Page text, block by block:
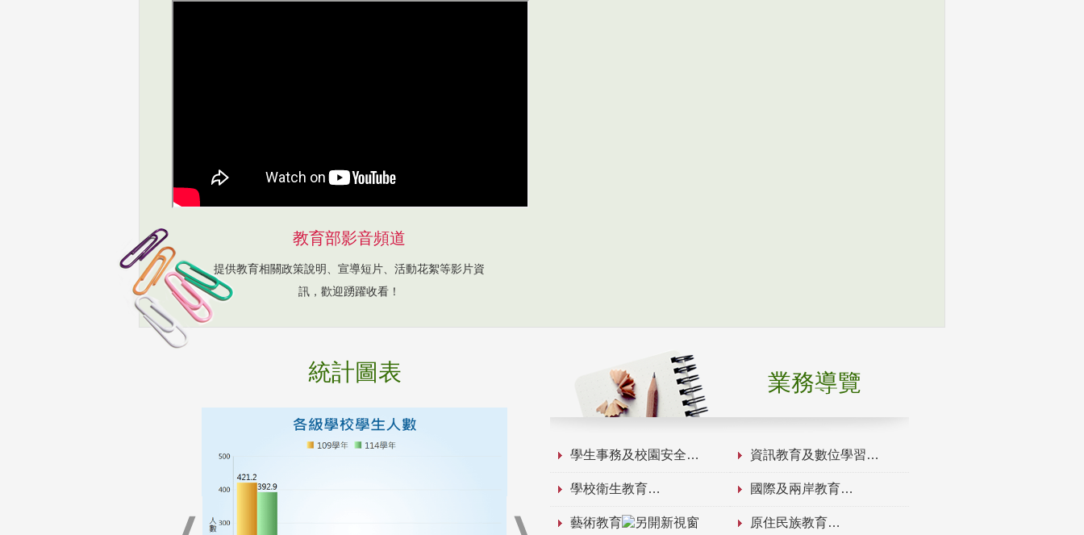
教育部影音頻道
提供教育相關政策說明、宣導短片、活動花絮等影片資
訊，歡迎踴躍收看！
統計圖表 業務導覽
學生事務及校園安全 資訊教育及數位學習
學校衛生教育 國際及兩岸教育
藝術教育 原住民族教育